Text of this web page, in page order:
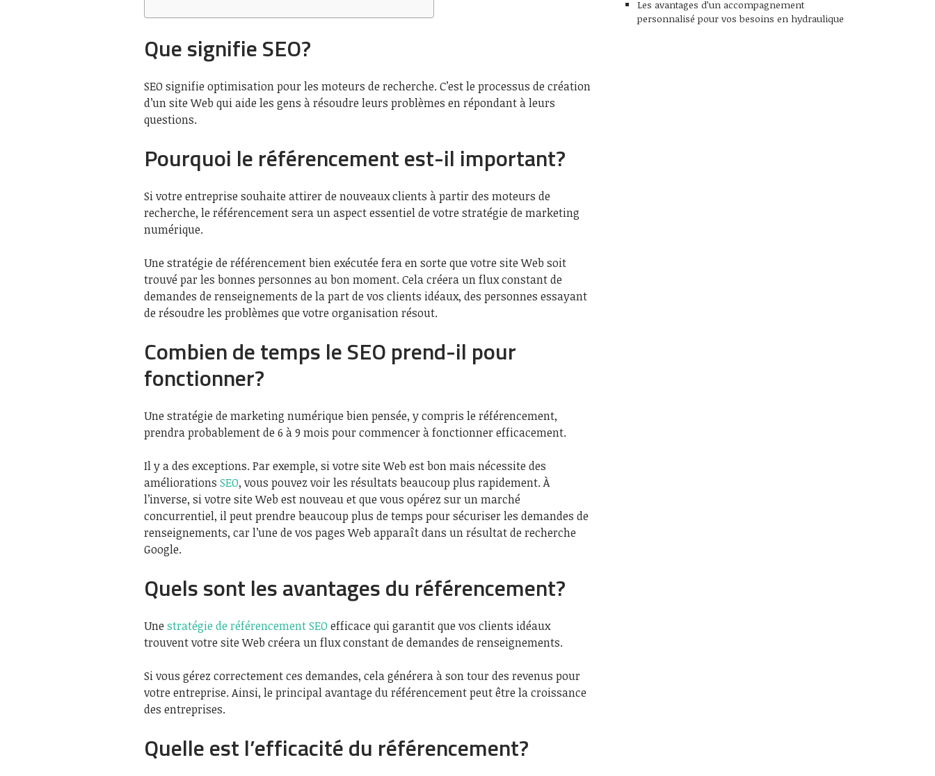
Que signifie SEO?
SEO signifie optimisation pour les moteurs de recherche. C’est le processus de création
d’un site Web qui aide les gens à résoudre leurs problèmes en répondant à leurs
questions.
Pourquoi le référencement est-il important?
Si votre entreprise souhaite attirer de nouveaux clients à partir des moteurs de
recherche, le référencement sera un aspect essentiel de votre stratégie de marketing
numérique.
Une stratégie de référencement bien exécutée fera en sorte que votre site Web soit
trouvé par les bonnes personnes au bon moment. Cela créera un flux constant de
demandes de renseignements de la part de vos clients idéaux, des personnes essayant
de résoudre les problèmes que votre organisation résout.
Combien de temps le SEO prend-il pour
fonctionner?
Une stratégie de marketing numérique bien pensée, y compris le référencement,
prendra probablement de 6 à 9 mois pour commencer à fonctionner efficacement.
Il y a des exceptions. Par exemple, si votre site Web est bon mais nécessite des
améliorations SEO, vous pouvez voir les résultats beaucoup plus rapidement. À
l’inverse, si votre site Web est nouveau et que vous opérez sur un marché
concurrentiel, il peut prendre beaucoup plus de temps pour sécuriser les demandes de
renseignements, car l’une de vos pages Web apparaît dans un résultat de recherche
Google.
Quels sont les avantages du référencement?
Une stratégie de référencement SEO efficace qui garantit que vos clients idéaux
trouvent votre site Web créera un flux constant de demandes de renseignements.
Si vous gérez correctement ces demandes, cela générera à son tour des revenus pour
votre entreprise. Ainsi, le principal avantage du référencement peut être la croissance
des entreprises.
Quelle est l’efficacité du référencement?
Les avantages d’un accompagnement
personnalisé pour vos besoins en hydraulique